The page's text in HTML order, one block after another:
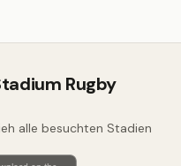
Rugby
alle besuchten Stadien